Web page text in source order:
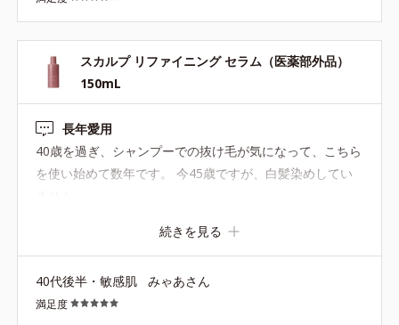
*3=N-［2-ヒドロキシ-3-［3-(ジヒドロキシメチルシリル)プロポキ
シ］プロピル］加水分解大豆たん白
品）
育毛・抜け毛予防に。地肌と髪のための美容液です。
地肌の血行を促進し、抜け毛を予防する「センブリエキス」を配
【ご使用方法】
スカルプ リファイニング セラム（医薬部外品）
150mL
長年愛用
40歳を過ぎ、シャンプーでの抜け毛が気になって、こちら
を使い始めて数年です。 今45歳ですが、白髪染めしてい
続きを見る
40代後半・敏感肌 みゃあさん
満足度